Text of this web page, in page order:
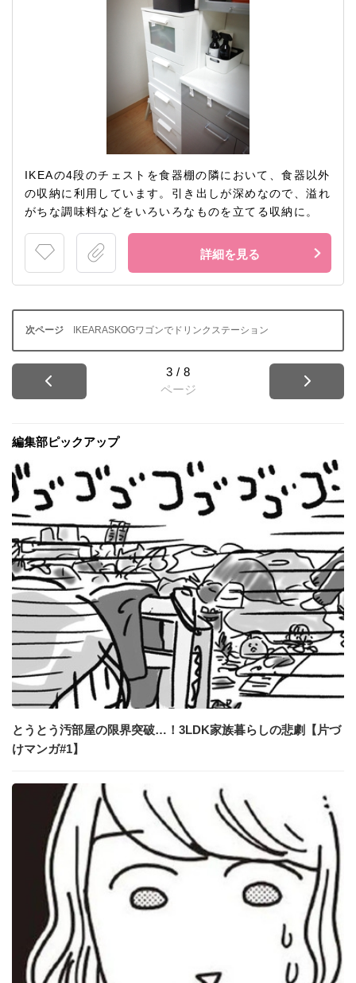
IKEAの4段のチェストを食器棚の隣において、食器以外
の収納に利用しています。引き出しが深めなので、溢れ
がちな調味料などをいろいろなものを立てる収納に。
詳細を見る
IKEARASKOGワゴンでドリンクステーション
3 / 8
ページ
編集部ピックアップ
とうとう汚部屋の限界突破…！3LDK家族暮らしの悲劇【片づ
けマンガ#1】